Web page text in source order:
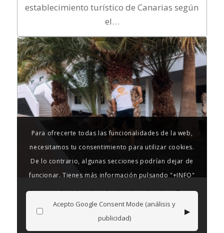
establecimiento turístico de Canarias según
el…
Curso de Mantenimiento de Jardines
Te capacitará para llevar a cabo todas las
Para ofrecerte todas las funcionalidades de la web,
necesitamos tu consentimiento para utilizar cookies.
De lo contrario, algunas secciones podrían dejar de
funcionar. Tienes más información pulsando "+INFO"
Acepto Google Consent Mode (análisis y
publicidad)
▸